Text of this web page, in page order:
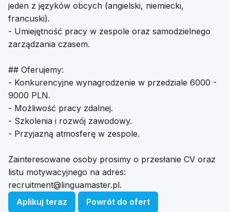
jeden z języków obcych (angielski, niemiecki,
francuski).
- Umiejętność pracy w zespole oraz samodzielnego
zarządzania czasem.
## Oferujemy:
- Konkurencyjne wynagrodzenie w przedziale 6000 -
9000 PLN.
- Możliwość pracy zdalnej.
- Szkolenia i rozwój zawodowy.
- Przyjazną atmosferę w zespole.
Zainteresowane osoby prosimy o przesłanie CV oraz
listu motywacyjnego na adres:
recruitment@linguamaster.pl.
Aplikuj teraz
Powrót do ofert